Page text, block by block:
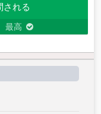
される
最高